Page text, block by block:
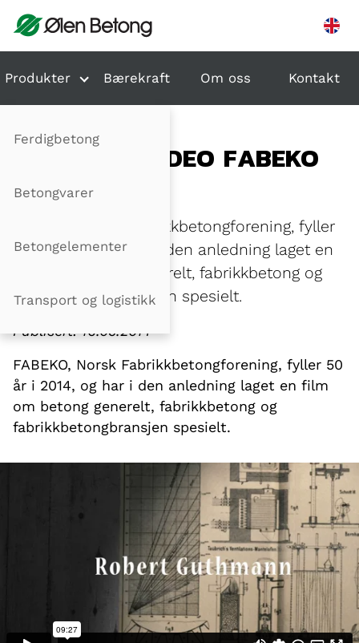
Hopp til innhold
Produkter
Ferdigbetong
Betongvarer
Betongelementer
Transport og logistikk
Bærekraft Om oss Kontakt
JUBILEUMSVIDEO FABEKO
50 ÅR
FABEKO, Norsk Fabrikkbetongforening, fyller
50 år i 2014, og har i den anledning laget en
film om betong generelt, fabrikkbetong og
fabrikkbetongbransjen spesielt.
Publisert: 16.05.2014
FABEKO, Norsk Fabrikkbetongforening, fyller 50
år i 2014, og har i den anledning laget en film
om betong generelt, fabrikkbetong og
fabrikkbetongbransjen spesielt.